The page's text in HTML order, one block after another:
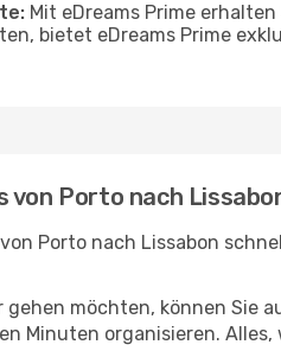
Mit eDreams Prime
bietet eDreams Prime
von Porto nach
Porto nach Lissabon
möchten, können Sie
Minuten organisieren.